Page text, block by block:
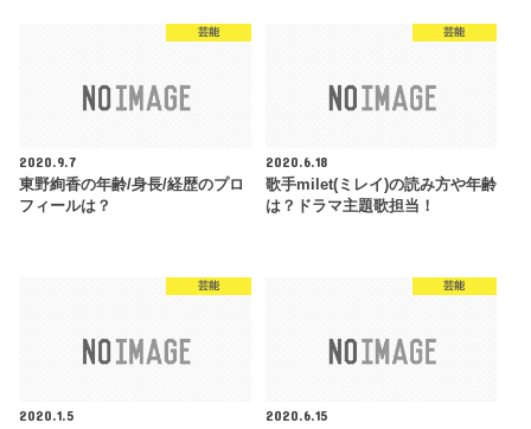
芸能
2020.9.7
東野絢香の年齢/身長/経歴のプロ
フィールは？
芸能
2020.6.18
歌手milet(ミレイ)の読み方や年齢
は？ドラマ主題歌担当！
芸能
2020.1.5
芸能
2020.6.15